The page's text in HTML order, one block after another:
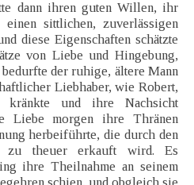
dann ihren guten Willen, ihr
sittlichen, zuverlässigen
diese Eigenschaften schätzte
von Liebe und Hingebung,
der ruhige, ältere Mann
Liebhaber, wie Robert,
und ihre Nachsicht
Liebe morgen ihre Thränen
herbeiführte, die durch den
zu theuer erkauft wird. Es
ihre Theilnahme an seinem